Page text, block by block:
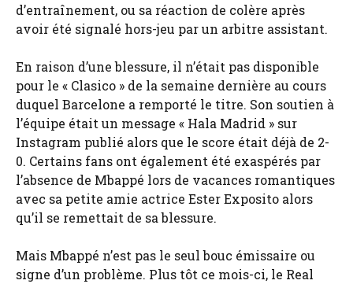
d’entraînement, ou sa réaction de colère après
avoir été signalé hors-jeu par un arbitre assistant.
En raison d’une blessure, il n’était pas disponible
pour le « Clasico » de la semaine dernière au cours
duquel Barcelone a remporté le titre. Son soutien à
l’équipe était un message « Hala Madrid » sur
Instagram publié alors que le score était déjà de 2-
0. Certains fans ont également été exaspérés par
l’absence de Mbappé lors de vacances romantiques
avec sa petite amie actrice Ester Exposito alors
qu’il se remettait de sa blessure.
Mais Mbappé n’est pas le seul bouc émissaire ou
signe d’un problème. Plus tôt ce mois-ci, le Real